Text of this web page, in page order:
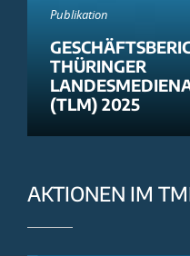
Publikation
THÜRINGER
(TLM) 2025
AKTIONEN IM